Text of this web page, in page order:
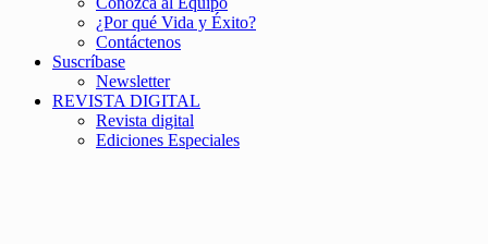
¿Por qué Vida y Éxito?
Contáctenos
Suscríbase
Newsletter
REVISTA DIGITAL
Revista digital
Ediciones Especiales